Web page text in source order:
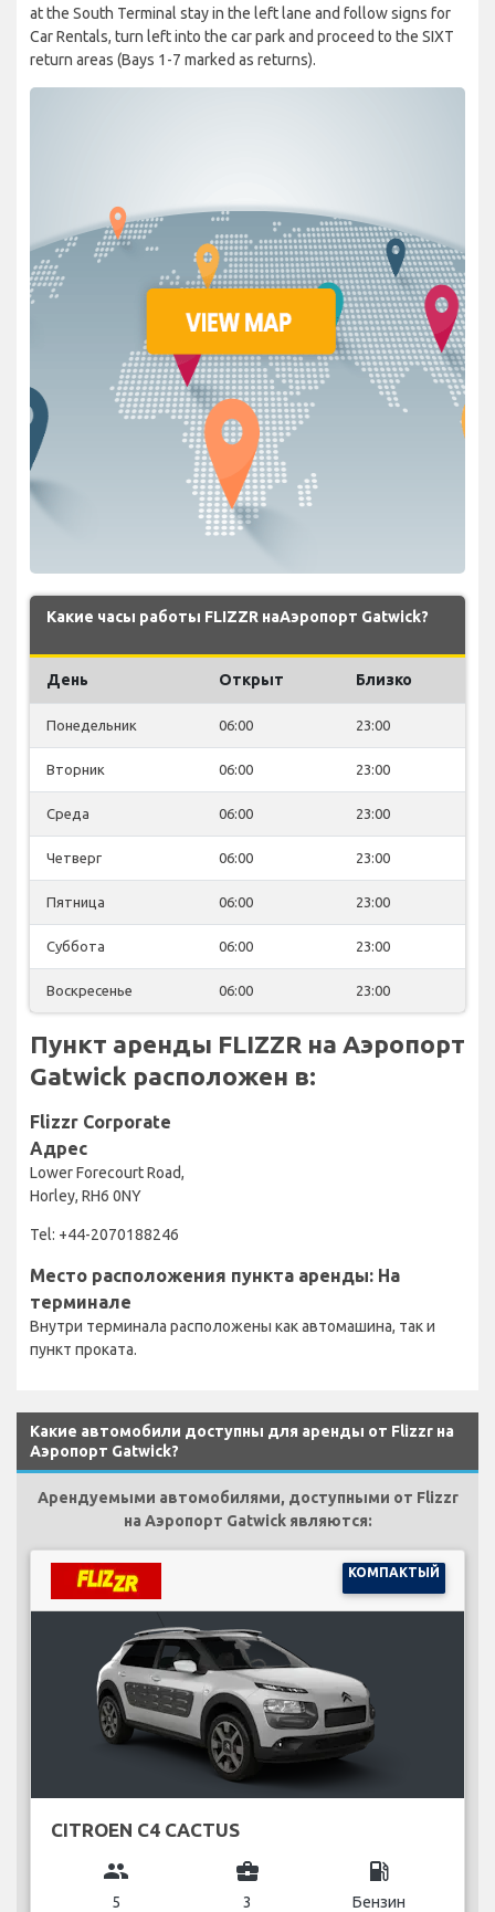
at the South Terminal stay in the left lane and follow signs for
Car Rentals, turn left into the car park and proceed to the SIXT
return areas (Bays 1-7 marked as returns).
Какие часы работы FLIZZR наАэропорт Gatwick?
День Открыт Близко
Понедельник 06:00 23:00
Вторник 06:00 23:00
Среда 06:00 23:00
Четверг 06:00 23:00
Пятница 06:00 23:00
Суббота 06:00 23:00
Воскресенье 06:00 23:00
Пункт аренды FLIZZR на Аэропорт
Gatwick расположен в:
Flizzr Corporate
Адрес
Lower Forecourt Road,
Horley, RH6 0NY
Tel: +44-2070188246
Место расположения пункта аренды: На
терминале
Внутри терминала расположены как автомашина, так и
пункт проката.
Какие автомобили доступны для аренды от Flizzr на
Аэропорт Gatwick?
Арендуемыми автомобилями, доступными от Flizzr
на Аэропорт Gatwick являются:
КОМПАКТЫЙ
CITROEN C4 CACTUS
group
5
business_center
3
local_gas_station
Бензин